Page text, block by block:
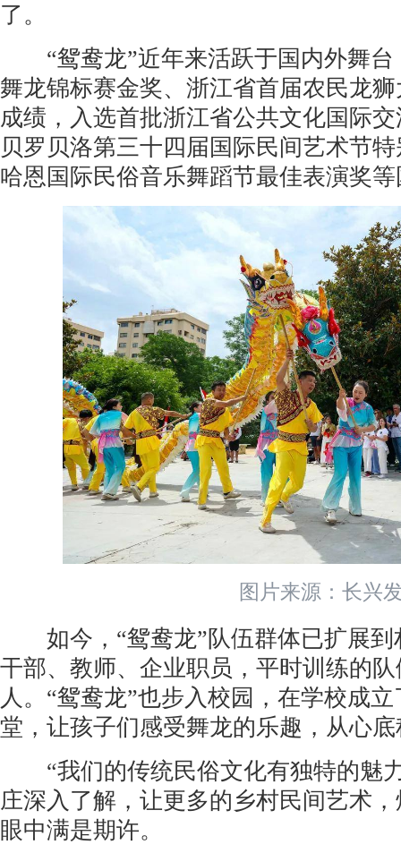
了。
“鸳鸯龙”近年来活跃于国内外舞台
舞龙锦标赛金奖、浙江省首届农民龙
成绩，入选首批浙江省公共文化国际
贝罗贝洛第三十四届国际民间艺术节
哈恩国际民俗音乐舞蹈节最佳表演奖
图片来源：长兴
如今，“鸳鸯龙”队伍群体已扩展到
干部、教师、企业职员，平时训练的
人。“鸳鸯龙”也步入校园，在学校成
堂，让孩子们感受舞龙的乐趣，从心
“我们的传统民俗文化有独特的魅
庄深入了解，让更多的乡村民间艺术
眼中满是期许。